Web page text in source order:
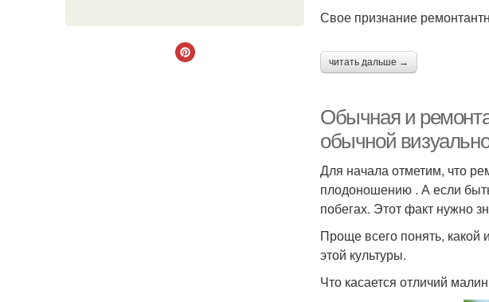
Свое признание
читать дальше →
Обычная и
обычной
Для начала отметим, что
плодоношению . А если
побегах. Этот факт нужно
Проще всего понять,
этой культуры.
Что касается отличий